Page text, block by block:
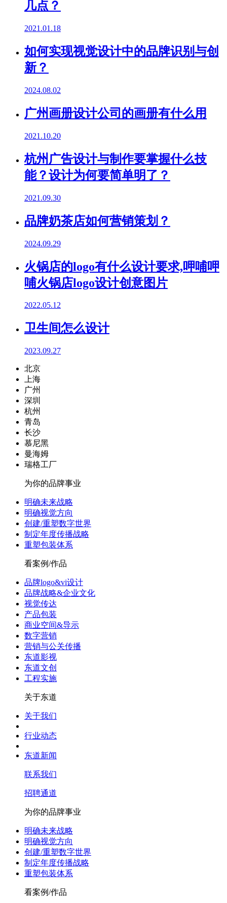
几点？
2021.01.18
如何实现视觉设计中的品牌识别与创
新？
2024.08.02
广州画册设计公司的画册有什么用
2021.10.20
杭州广告设计与制作要掌握什么技
能？设计为何要简单明了？
2021.09.30
品牌奶茶店如何营销策划？
2024.09.29
火锅店的logo有什么设计要求,呷哺呷
哺火锅店logo设计创意图片
2022.05.12
卫生间怎么设计
2023.09.27
北京
上海
广州
深圳
杭州
青岛
长沙
慕尼黑
曼海姆
瑞格工厂
为你的品牌事业
明确未来战略
明确视觉方向
创建/重塑数字世界
制定年度传播战略
重塑包装体系
看案例/作品
品牌logo&vi设计
品牌战略&企业文化
视觉传达
产品包装
商业空间&导示
数字营销
营销与公关传播
东道影视
东道文创
工程实施
关于东道
关于我们
行业动态
东道新闻
联系我们
招聘通道
为你的品牌事业
明确未来战略
明确视觉方向
创建/重塑数字世界
制定年度传播战略
重塑包装体系
看案例/作品